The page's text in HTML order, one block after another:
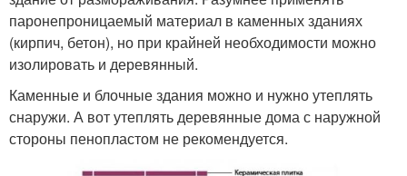
паронепроницаемый материал в каменных зданиях
(кирпич, бетон), но при крайней необходимости можно
изолировать и деревянный.
Каменные и блочные здания можно и нужно утеплять
снаружи. А вот утеплять деревянные дома с наружной
стороны пенопластом не рекомендуется.